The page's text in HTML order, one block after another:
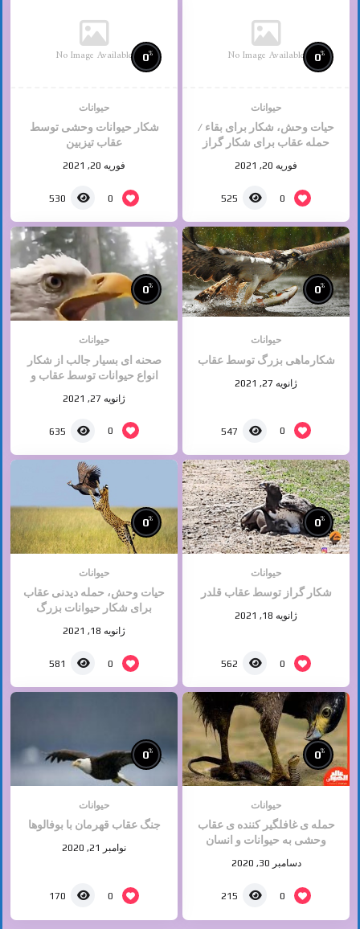
No Image Available 0%
حیوانات
حیات وحش، شکار برای بقاء /
حمله عقاب برای شکار گراز
فوریه 20, 2021
0
525
No Image Available 0%
حیوانات
شکار حیوانات وحشی توسط
عقاب تیزبین
فوریه 20, 2021
0
530
0%
حیوانات
شکارماهی بزرگ توسط عقاب
ژانویه 27, 2021
0
547
0%
حیوانات
صحنه ای بسیار جالب از شکار
انواع حیوانات توسط عقاب و
ژانویه 27, 2021
0
635
0%
حیوانات
شکار گراز توسط عقاب قلدر
ژانویه 18, 2021
0
562
0%
حیوانات
حیات وحش، حمله دیدنی عقاب
برای شکار حیوانات بزرگ
ژانویه 18, 2021
0
581
0%
حیوانات
حمله ی غافلگیر کننده ی عقاب
وحشی به حیوانات و انسان
دسامبر 30, 2020
0
215
0%
حیوانات
جنگ عقاب قهرمان با بوفالوها
نوامبر 21, 2020
0
170